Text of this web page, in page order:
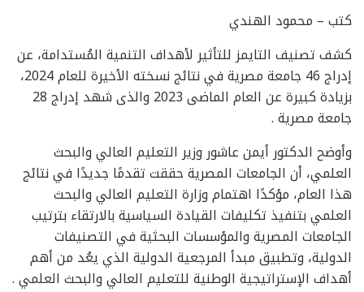
كتب – محمود الهندي
كشف تصنيف التايمز للتأثير لأهداف التنمية المُستدامة، عن
إدراج 46 جامعة مصرية في نتائج نسخته الأخيرة للعام 2024،
بزيادة كبيرة عن العام الماضى 2023 والذى شهد إدراج 28
جامعة مصرية .
وأوضح الدكتور أيمن عاشور وزير التعليم العالي والبحث
العلمي، أن الجامعات المصرية حققت تقدمًا جديدًا في نتائج
هذا العام، مؤكدًا اهتمام وزارة التعليم العالي والبحث
العلمي بتنفيذ تكليفات القيادة السياسية بالارتقاء بترتيب
الجامعات المصرية والمؤسسات البحثية في التصنيفات
الدولية، وتطبيق مبدأ المرجعية الدولية الذي يعُد من أهم
أهداف الإستراتيجية الوطنية للتعليم العالي والبحث العلمي .